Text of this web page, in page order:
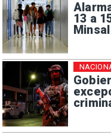
13 a
Minsal